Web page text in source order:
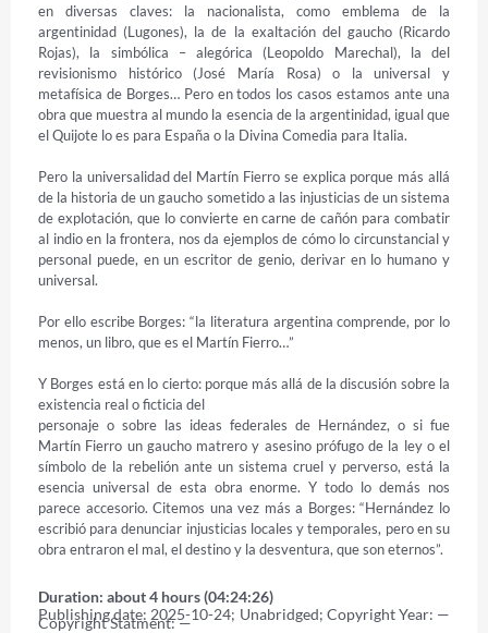
en diversas claves: la nacionalista, como emblema de la
argentinidad (Lugones), la de la exaltación del gaucho (Ricardo
Rojas), la simbólica – alegórica (Leopoldo Marechal), la del
revisionismo histórico (José María Rosa) o la universal y
metafísica de Borges… Pero en todos los casos estamos ante una
obra que muestra al mundo la esencia de la argentinidad, igual que
el Quijote lo es para España o la Divina Comedia para Italia.
Pero la universalidad del Martín Fierro se explica porque más allá
de la historia de un gaucho sometido a las injusticias de un sistema
de explotación, que lo convierte en carne de cañón para combatir
al indio en la frontera, nos da ejemplos de cómo lo circunstancial y
personal puede, en un escritor de genio, derivar en lo humano y
universal.
Por ello escribe Borges: “la literatura argentina comprende, por lo
menos, un libro, que es el Martín Fierro…”
Y Borges está en lo cierto: porque más allá de la discusión sobre la
existencia real o ficticia del
personaje o sobre las ideas federales de Hernández, o si fue
Martín Fierro un gaucho matrero y asesino prófugo de la ley o el
símbolo de la rebelión ante un sistema cruel y perverso, está la
esencia universal de esta obra enorme. Y todo lo demás nos
parece accesorio. Citemos una vez más a Borges: “Hernández lo
escribió para denunciar injusticias locales y temporales, pero en su
obra entraron el mal, el destino y la desventura, que son eternos”.
Duration: about 4 hours (04:24:26)
Publishing date: 2025-10-24; Unabridged; Copyright Year: —
Copyright Statment: —